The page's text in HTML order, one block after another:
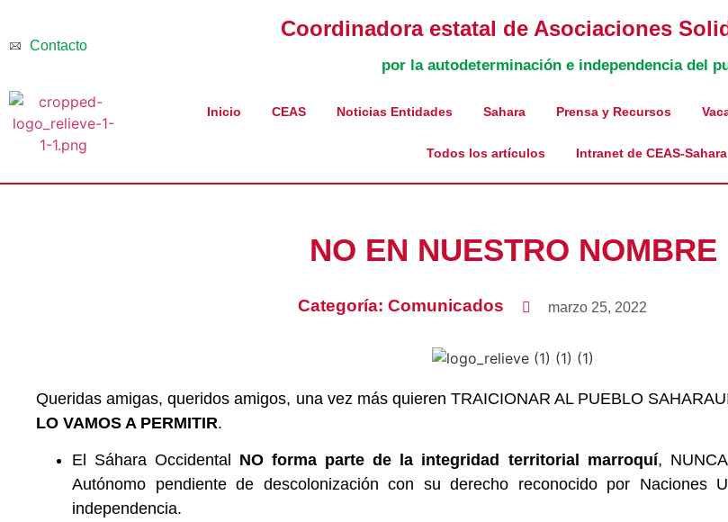
Contacto
Coordinadora estatal de Asociaciones
por la autodeterminación e independencia del
Inicio CEAS Noticias Entidades Sahara Prensa y Recursos
Todos los artículos Intranet de CEAS-Sahara
NO EN NUESTRO NOMBRE
Categoría: Comunicados marzo 25, 2022
Queridas amigas, queridos amigos, una vez más quieren TRAICIONAR AL PUEBLO
LO VAMOS A PERMITIR.
El Sáhara Occidental NO forma parte de la integridad territorial marroquí,
Autónomo pendiente de descolonización con su derecho reconocido por Naciones
independencia.